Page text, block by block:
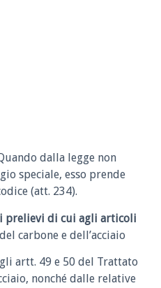
dalla legge non
speciale, esso prende
(att. 234).
prelievi di cui agli articoli
carbone e dell’acciaio
artt. 49 e 50 del Trattato
nonché dalle relative